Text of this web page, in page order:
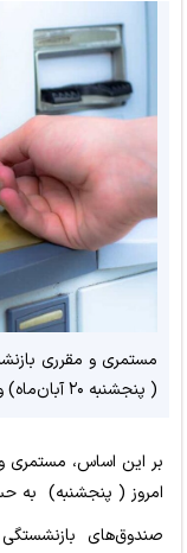
مستمری و مقرری
( پنجشنبه ۲۰ آبان‌ماه) واریز شد.
بر این اساس، مستمری
امروز ( پنجشنبه) به